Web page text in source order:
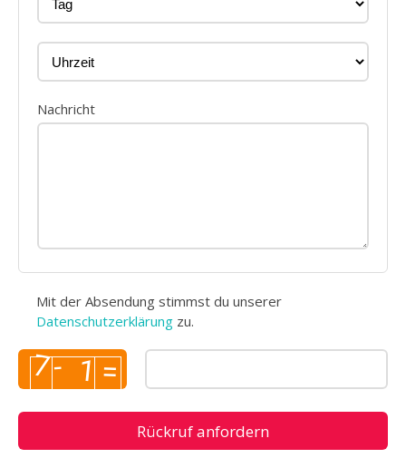
Nachricht
Mit der Absendung stimmst du unserer
Datenschutzerklärung zu.
Rückruf anfordern